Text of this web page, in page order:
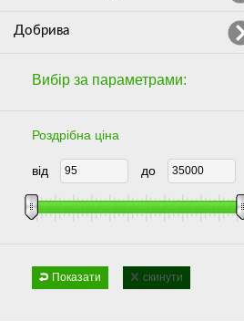
Добрива
Вибір за параметрами:
Роздрібна ціна
від до
Показати скинути